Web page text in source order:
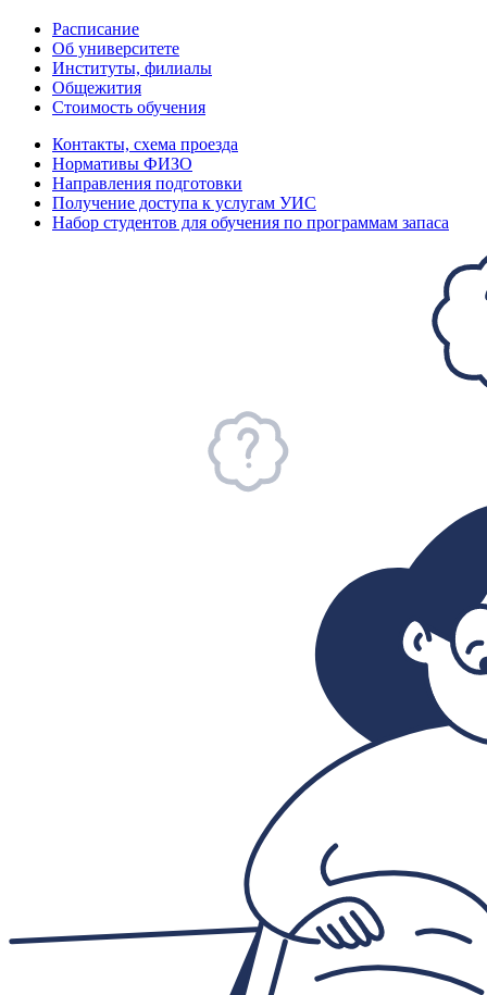
Расписание
Об университете
Институты, филиалы
Общежития
Стоимость обучения
Контакты, схема проезда
Нормативы ФИЗО
Направления подготовки
Получение доступа к услугам УИС
Набор студентов для обучения по программам запаса